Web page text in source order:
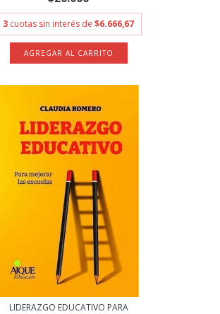
3 cuotas sin interés de$6.666,67
LIDERAZGO EDUCATIVO PARA